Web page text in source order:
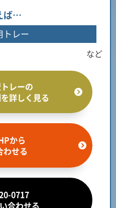
ば…
トレー
など
レーの
詳しく見る
から
わせる
0717